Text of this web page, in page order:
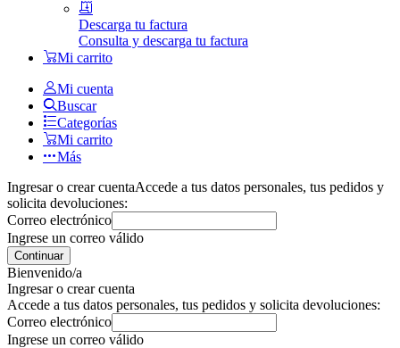
Descarga tu factura
Consulta y descarga tu factura
Mi carrito
Mi cuenta
Buscar
Categorías
Mi carrito
Más
Ingresar o crear cuentaAccede a tus datos personales, tus pedidos y
solicita devoluciones:
Correo electrónico
Ingrese un correo válido
Continuar
Bienvenido/a
Ingresar o crear cuenta
Accede a tus datos personales, tus pedidos y solicita devoluciones:
Correo electrónico
Ingrese un correo válido